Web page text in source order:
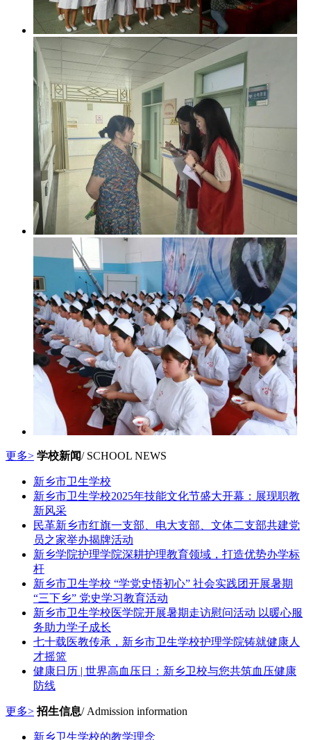
更多> 学校新闻/ SCHOOL NEWS
新乡市卫生学校
新乡市卫生学校2025年技能文化节盛大开幕：展现职教
新风采
民革新乡市红旗一支部、电大支部、文体二支部共建党
员之家举办揭牌活动
新乡学院护理学院深耕护理教育领域，打造优势办学标
杆
新乡市卫生学校 “学党史悟初心” 社会实践团开展暑期
“三下乡” 党史学习教育活动
新乡市卫生学校医学院开展暑期走访慰问活动 以暖心服
务助力学子成长
七十载医教传承，新乡市卫生学校护理学院铸就健康人
才摇篮
健康日历 | 世界高血压日：新乡卫校与您共筑血压健康
防线
更多> 招生信息/ Admission information
新乡卫生学校的教学理念